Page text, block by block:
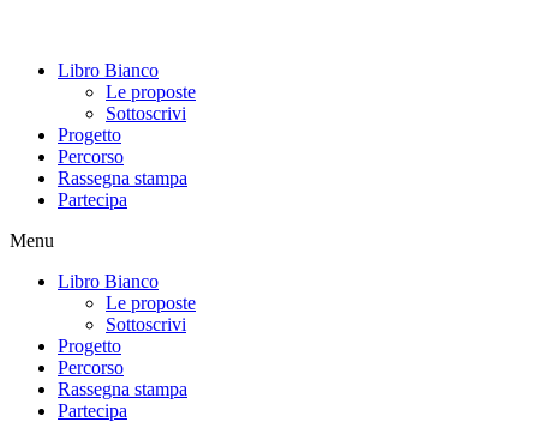
Libro Bianco
Le proposte
Sottoscrivi
Progetto
Percorso
Rassegna stampa
Partecipa
Menu
Libro Bianco
Le proposte
Sottoscrivi
Progetto
Percorso
Rassegna stampa
Partecipa